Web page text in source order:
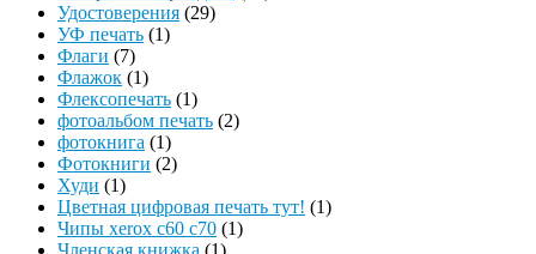
Удостоверения (29)
УФ печать (1)
Флаги (7)
Флажок (1)
Флексопечать (1)
фотоальбом печать (2)
фотокнига (1)
Фотокниги (2)
Худи (1)
Цветная цифровая печать тут! (1)
Чипы xerox c60 c70 (1)